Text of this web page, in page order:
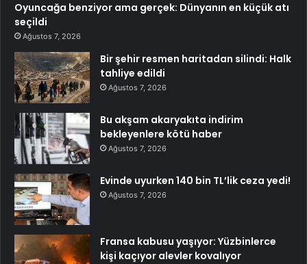
Oyuncağa benziyor ama gerçek: Dünyanın en küçük atı
seçildi
Ağustos 7, 2026
Bir şehir resmen haritadan silindi: Halk
tahliye edildi
Ağustos 7, 2026
Bu akşam akaryakıta indirim
bekleyenlere kötü haber
Ağustos 7, 2026
Evinde uyurken 140 bin TL’lik ceza yedi!
Ağustos 7, 2026
Fransa kabusu yaşıyor: Yüzbinlerce
kişi kaçıyor alevler kovalıyor